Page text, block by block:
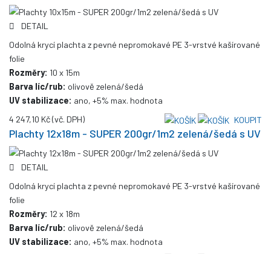
DETAIL
Odolná krycí plachta z pevné nepromokavé PE 3-vrstvé kašírované
folie
Rozměry: 10 x 15m
Barva líc/rub: olivově zelená/šedá
UV stabilizace: ano, +5% max. hodnota
4 247,10 Kč(vč. DPH) KOUPIT
Plachty 12x18m - SUPER 200gr/1m2 zelená/šedá s UV
DETAIL
Odolná krycí plachta z pevné nepromokavé PE 3-vrstvé kašírované
folie
Rozměry: 12 x 18m
Barva líc/rub: olivově zelená/šedá
UV stabilizace: ano, +5% max. hodnota